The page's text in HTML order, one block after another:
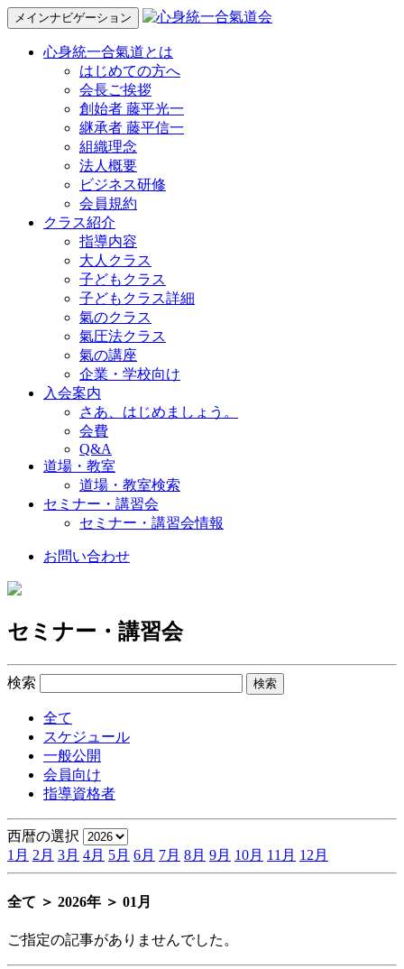
メインナビゲーション
心身統一合氣道とは
はじめての方へ
会長ご挨拶
創始者 藤平光一
継承者 藤平信一
組織理念
法人概要
ビジネス研修
会員規約
クラス紹介
指導内容
大人クラス
子どもクラス
子どもクラス詳細
氣のクラス
氣圧法クラス
氣の講座
企業・学校向け
入会案内
さあ、はじめましょう。
会費
Q&A
道場・教室
道場・教室検索
セミナー・講習会
セミナー・講習会情報
お問い合わせ
セミナー・講習会
検索
全て
スケジュール
一般公開
会員向け
指導資格者
西暦の選択
1月 2月 3月 4月 5月 6月 7月 8月 9月 10月 11月 12月
全て ＞ 2026年 ＞ 01月
ご指定の記事がありませんでした。